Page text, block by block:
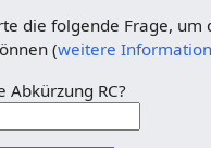
die folgende Frage, um
(weitere
Abkürzung RC?